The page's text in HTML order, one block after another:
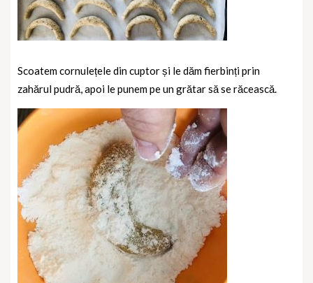
Scoatem cornulețele din cuptor și le dăm fierbinți prin
zahărul pudră, apoi le punem pe un grătar să se răcească.